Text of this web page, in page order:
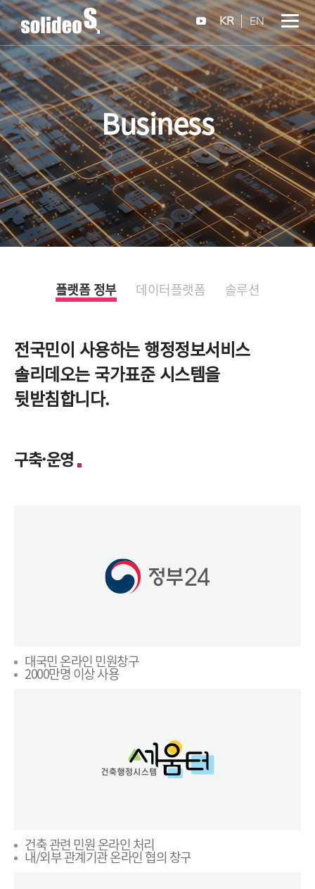
KR EN
Business
플랫폼 정부 데이터플랫폼 솔루션
전국민이 사용하는 행정정보서비스
솔리데오는 국가표준 시스템을
뒷받침합니다.
구축·운영
대국민 온라인 민원창구
2000만명 이상 사용
건축 관련 민원 온라인 처리
내/외부 관계기관 온라인 협의 창구